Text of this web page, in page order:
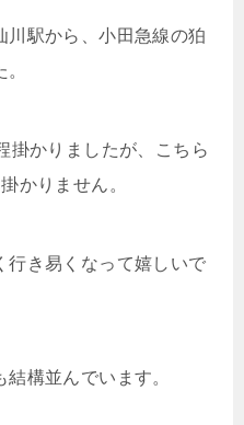
川駅から、小田急線の狛
掛かりましたが、こちら
かりません。
行き易くなって嬉しいで
構並んでいます。